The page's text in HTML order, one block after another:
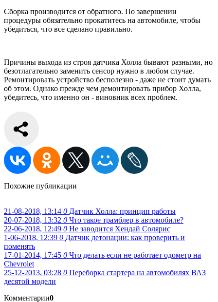
Сборка производится от обратного. По завершении
процедуры обязательно прокатитесь на автомобиле, чтобы
убедиться, что все сделано правильно.
Причины выхода из строя датчика Холла бывают разными, но
безотлагательно заменить сенсор нужно в любом случае.
Ремонтировать устройство бесполезно - даже не стоит думать
об этом. Однако прежде чем демонтировать прибор Холла,
убедитесь, что именно он - виновник всех проблем.
Похожие публикации
21-08-2018, 13:14 0 Датчик Холла: принцип работы
20-07-2018, 13:32 0 Что такое трамблер в автомобиле?
22-06-2018, 12:49 0 Не заводится Хендай Солярис
1-06-2018, 12:39 0 Датчик детонации: как проверить и
поменять
17-01-2014, 17:45 0 Что делать если не работает одометр на
Chevrolet
25-12-2013, 03:28 0 Переборка стартера на автомобилях ВАЗ
десятой модели
Комментарии0